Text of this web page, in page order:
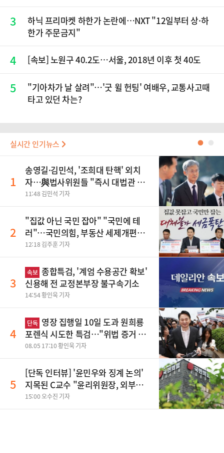
3
하닉 프리마켓 하한가 논란에…NXT "12일부터 상·하
한가 주문금지"
4 [속보] 노원구 40.2도…서울, 2018년 이후 첫 40도
5
"기아차가 날 살려"…'굿 윌 헌팅' 여배우, 교통사고때
타고 있던 차는?
실시간 인기뉴스 ●
1
송영길·김민석, '조희대 탄핵' 외치
자…與법사위원들 "즉시 대법관 제
청하라"
11:48 김민석 기자
2
"집값 아닌 국민 잡아" "국민에 테
러"…국민의힘, 부동산 세제개편안
맹폭
12:18 김주훈 기자
3
속보 종합특검, '계엄 수용공간 확보'
신용해 전 교정본부장 불구속기소
14:54 황인욱 기자
4
단독 영장 집행일 10일 도과 원희룡
포렌식 시도한 특검…"위법 증거 수
집" 지적
08.05 17:10 황인욱 기자
5
[단독 인터뷰] '윤민우와 징계 논의'
지목된 C교수 "윤리위원장, 외부와
논의 잘못된 행위"
15:00 오수진 기자